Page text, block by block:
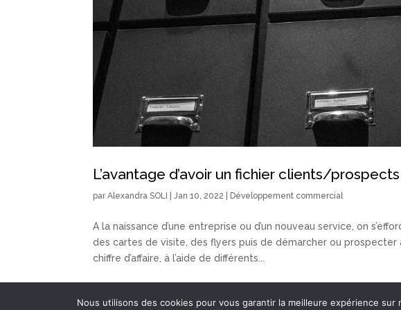
L’avantage d’avoir un fichier clients/
parAlexandra SOLI |Jan 10, 2022 Développement commercial
A la naissance d’une entreprise ou d’un nouveau service, on
des cartes de visite, des flyers puis de démarcher ou
chiffre d’affaire, à l’aide de différents...
Nous utilisons des cookies pour vous garantir la meilleure expérience